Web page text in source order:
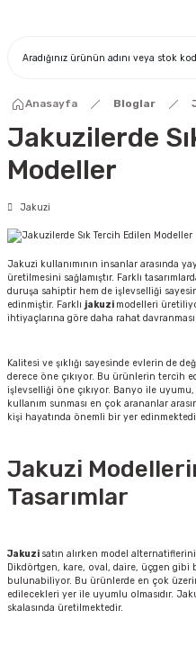
Anasayfa Bloglar
Jakuzilerde
Modeller
Jakuzi
Jakuzi kullanımının insanlar arasında
üretilmesini sağlamıştır. Farklı
duruşa sahiptir hem de işlevselliği
edinmiştir. Farklı jakuzi modelleri
ihtiyaçlarına göre daha rahat
Kalitesi ve şıklığı sayesinde evlerin de
derece öne çıkıyor. Bu ürünlerin tercih
işlevselliği öne çıkıyor. Banyo ile
kullanım sunması en çok arananlar
kişi hayatında önemli bir yer
Jakuzi
Tasarımlar
Jakuzi satın alırken model
Dikdörtgen, kare, oval, daire, üçgen gibi
bulunabiliyor. Bu ürünlerde en çok
edilecekleri yer ile uyumlu olmasıdır.
skalasında üretilmektedir.